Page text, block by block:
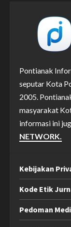
Pontianak
seputar Kota
2005.
masyarakat
informasi ini
NETWORK.
Kebijakan
Kode Etik
Pedoman